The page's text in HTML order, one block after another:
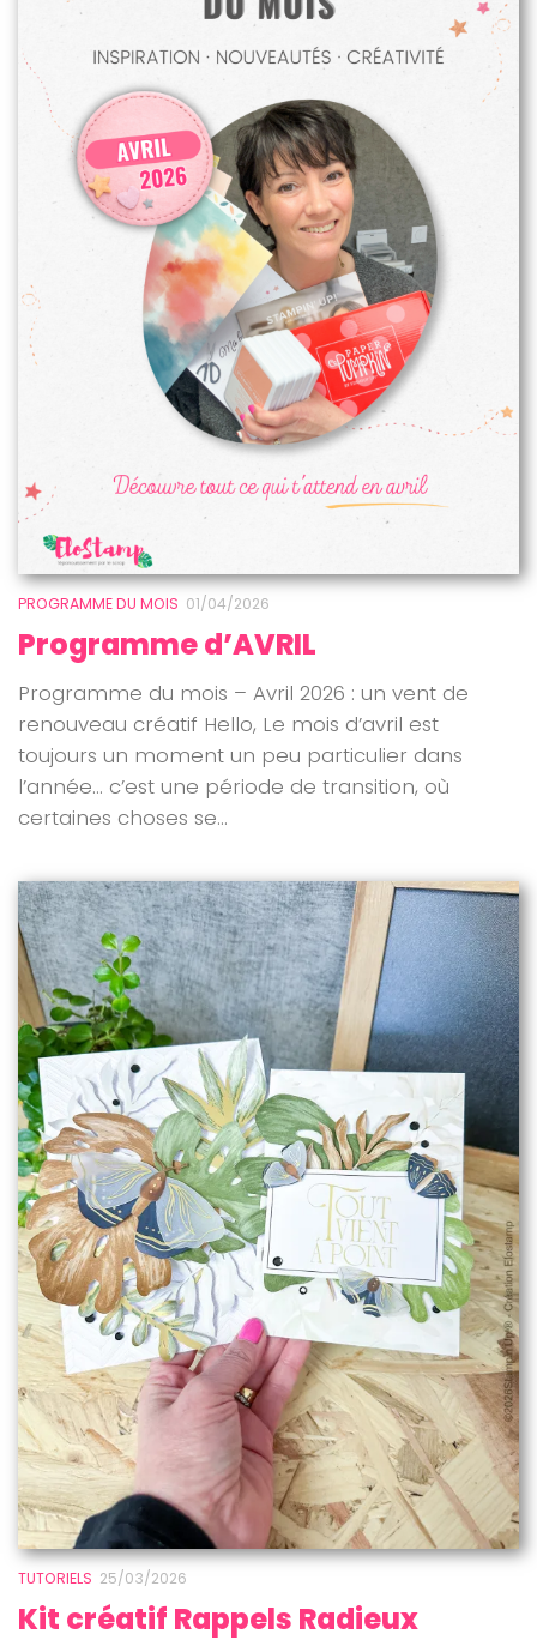
PROGRAMME DU MOIS 01/04/2026
Programme d’AVRIL
Programme du mois – Avril 2026 : un vent de
renouveau créatif Hello, Le mois d’avril est
toujours un moment un peu particulier dans
l’année… c’est une période de transition, où
certaines choses se...
TUTORIELS 25/03/2026
Kit créatif Rappels Radieux